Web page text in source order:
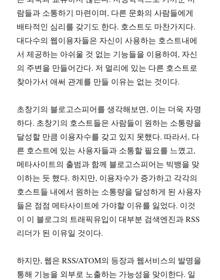
람들과 소통하기 마련이며, 다른 문화의 사람들에게
배타적인 심리를 갖기도 한다. 호스트도 마찬가지다.
대다수의 웹이용자들은 자신이 사용하는 호스트내에
서 제공하는 아쉬울 것 없는 기능들을 이용하여, 자신
의 주변을 만들어간다. 저 멀리에 있는 다른 호스트로
찾아가서 애써 관계를 만들 이유는 없는 것이다.
초창기의 블로고스피어를 생각해보면, 이는 더욱 자명
하다. 초창기의 호스트들은 사람들이 원하는 소통량을
달성할 만큼 이용자수를 갖고 있지 못했다. 따라서, 다
른 호스트에 있는 사용자들과 소통할 필요를 느꼈고,
메타사이트의 출범과 함께 블로고스피어는 빅뱅을 맞
이하는 듯 했다. 하지만, 이용자수가 증가하고 각각의
호스트들 내에서 원하는 소통량을 달성하게 된 사용자
들은 점점 메타사이트에 가야할 이유를 잃었다. 이것
이 이 블로그의 트래픽유입이 대부분 검색엔진과 RSS
리더가 된 이유일 것이다.
하지만, 웹은 RSS/ATOM의 등장과 웹서비스의 발명을
통해 기능을 외부로 노출하는 가능성을 맞이한다. 일